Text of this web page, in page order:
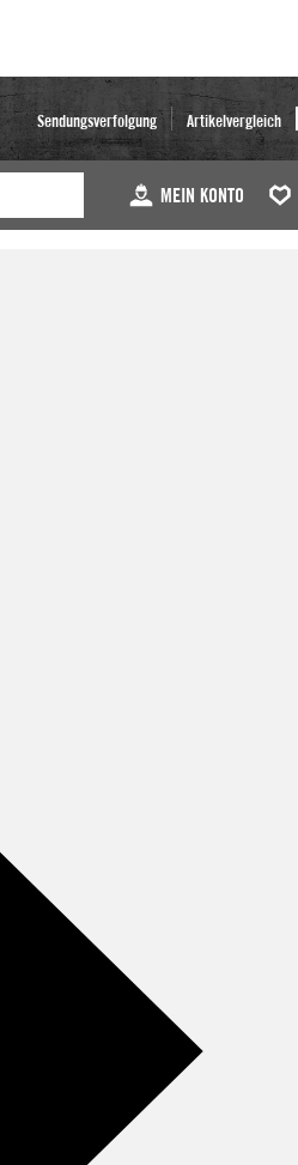
Sendungsverfolgung Artikelvergleich
MEIN KONTO